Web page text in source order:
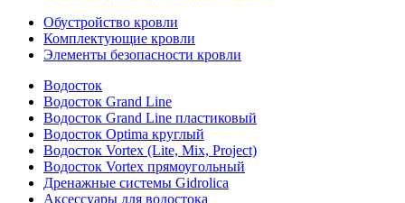
Обустройство кровли
Комплектующие кровли
Элементы безопасности кровли
Водосток
Водосток Grand Line
Водосток Grand Line пластиковый
Водосток Optima круглый
Водосток Vortex (Lite, Mix, Project)
Водосток Vortex прямоугольный
Дренажные системы Gidrolica
Аксессуары для водостока